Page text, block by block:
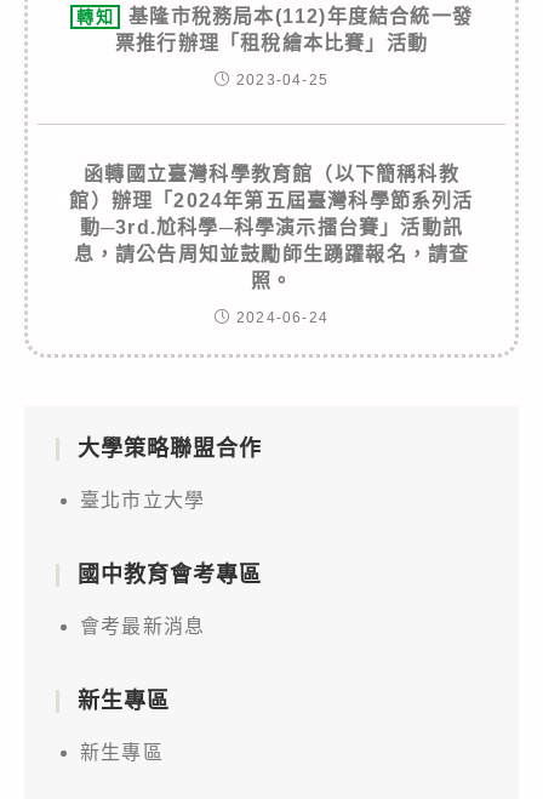
轉知
基隆市稅務局本(112)年度結合統一發
票推行辦理「租稅繪本比賽」活動
2023-04-25
函轉國立臺灣科學教育館（以下簡稱科教
館）辦理「2024年第五屆臺灣科學節系列活
動─3rd.尬科學─科學演示擂台賽」活動訊
息，請公告周知並鼓勵師生踴躍報名，請查
照。
2024-06-24
大學策略聯盟合作
臺北市立大學
國中教育會考專區
會考最新消息
新生專區
新生專區